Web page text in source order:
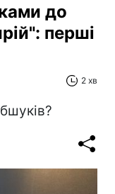
до
перші
2 хв